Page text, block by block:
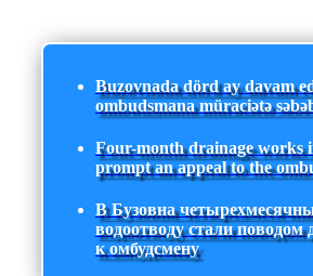
Buzovnada dörd ay davam
ombudsmana müraciətə
Four-month drainage works
prompt an appeal to the
В Бузовна
водоотводу стали
к омбудсмену